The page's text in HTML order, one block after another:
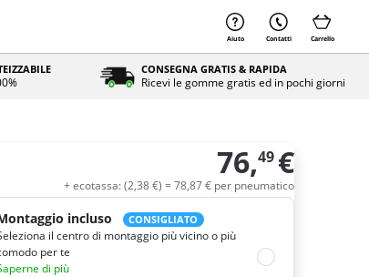
Aiuto Contatti Carrello
CONSEGNA GRATIS & RAPIDA
Ricevi le gomme gratis ed in pochi giorni
76,49 €
+ ecotassa: (2,38€) = 78,87€ per pneumatico
incluso CONSIGLIATO
il centro di montaggio più vicino o più
per te
di più